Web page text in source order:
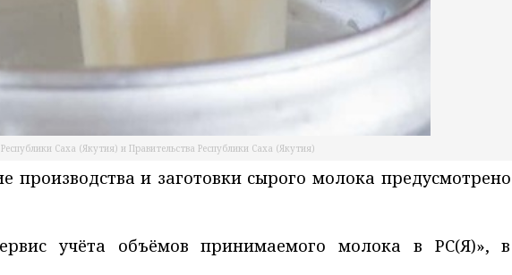
Саха (Якутия) и Правительства Республики Саха (Якутия)
производства и заготовки сырого молока предусмотрено
учёта объёмов принимаемого молока в РС(Я)», в